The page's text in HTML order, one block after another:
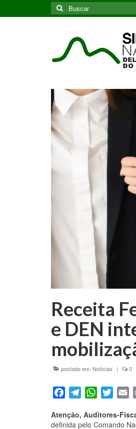
Buscar
por:
Receita
e DEN
postado em: Notícias | 0
FacebookTelegramWhatsAppTwitter
Atenção, Auditores-
definida pelo Comando